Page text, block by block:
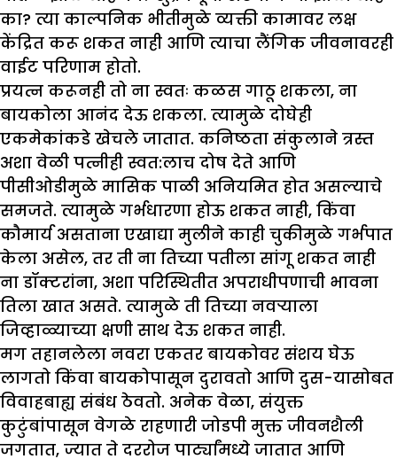
का? त्या काल्पनिक भीतीमुळे व्यक्ती कामावर लक्ष
केंद्रित करू शकत नाही आणि त्याचा लैंगिक जीवनावरही
वाईट परिणाम होतो.
प्रयत्न करूनही तो ना स्वतः कळस गाठू शकला, ना
बायकोला आनंद देऊ शकला. त्यामुळे दोघेही
एकमेकांकडे खेचले जातात. कनिष्ठता संकुलाने त्रस्त
अशा वेळी पत्नीही स्वत:लाच दोष देते आणि
पीसीओडीमुळे मासिक पाळी अनियमित होत असल्याचे
समजते. त्यामुळे गर्भधारणा होऊ शकत नाही, किंवा
कौमार्य असताना एखाद्या मुलीने काही चुकीमुळे गर्भपात
केला असेल, तर ती ना तिच्या पतीला सांगू शकत नाही
ना डॉक्टरांना, अशा परिस्थितीत अपराधीपणाची भावना
तिला खात असते. त्यामुळे ती तिच्या नवऱ्याला
जिव्हाळ्याच्या क्षणी साथ देऊ शकत नाही.
मग तहानलेला नवरा एकतर बायकोवर संशय घेऊ
लागतो किंवा बायकोपासून दुरावतो आणि दुस-यासोबत
विवाहबाह्य संबंध ठेवतो. अनेक वेळा, संयुक्त
कुटुंबांपासून वेगळे राहणारी जोडपी मुक्त जीवनशैली
जगतात, ज्यात ते दररोज पार्ट्यांमध्ये जातात आणि